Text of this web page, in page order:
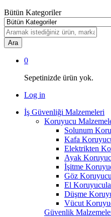
Bütün Kategoriler
Ara
0
Sepetinizde ürün yok.
Log in
İş Güvenliği Malzemeleri
Koruyucu
Solunum
Kafa
Elektrikten
Ayak
İşitme
Göz
El
Düşme
Vücut
Güvenlik